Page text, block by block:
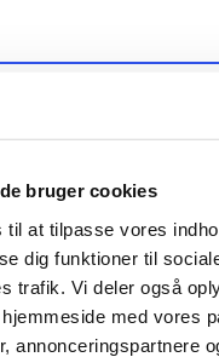
bruger cookies
til at tilpasse vores
dig funktioner til
trafik. Vi deler også
med vores
annonceringspartnere
kl. 16.30 -
2026 - 5. april